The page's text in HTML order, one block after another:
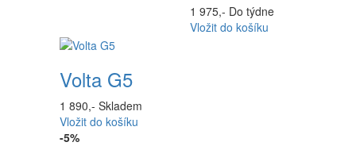
1 975,- Do týdne
Vložit do košíku
Volta G5
1 890,- Skladem
Vložit do košíku
-5%